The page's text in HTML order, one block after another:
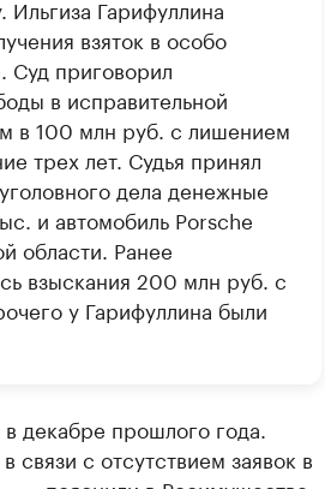
Гарифуллина
взяток в особо
приговорил
в исправительной
в 100 млн руб. с лишением
трех лет. Судья принял
дела денежные
и автомобиль Porsche
области. Ранее
взыскания 200 млн руб. с
у Гарифуллина были
декабре прошлого года.
связи с отсутствием заявок в